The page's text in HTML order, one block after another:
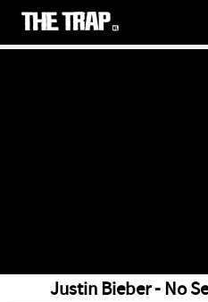
Justin Bieber - No